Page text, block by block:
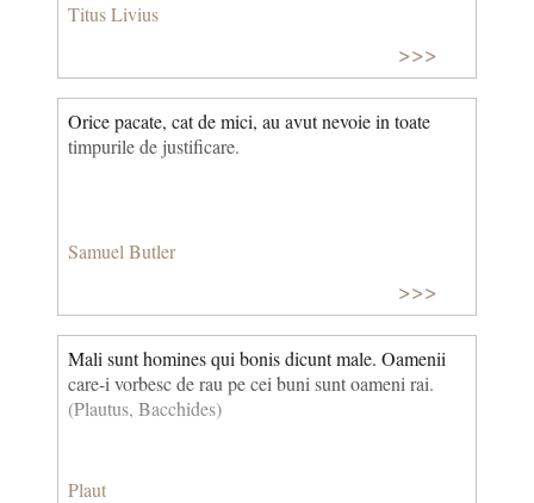
Titus Livius
>>>
Orice pacate, cat de mici, au avut nevoie in toate
timpurile de justificare.
Samuel Butler
>>>
Mali sunt homines qui bonis dicunt male. Oamenii
care-i vorbesc de rau pe cei buni sunt oameni rai.
(Plautus, Bacchides)
Plaut